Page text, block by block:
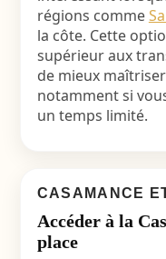
régions comme
la côte. Cette
supérieur aux
de mieux
notamment si
un temps limité.
CASAMANCE
Accéder à la
place